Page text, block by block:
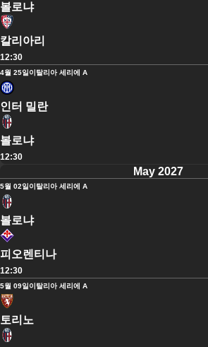
볼로냐
칼리아리
12:30
4월 25일이탈리아 세리에 A
인터 밀란
볼로냐
12:30
May 2027
5월 02일이탈리아 세리에 A
볼로냐
피오렌티나
12:30
5월 09일이탈리아 세리에 A
토리노